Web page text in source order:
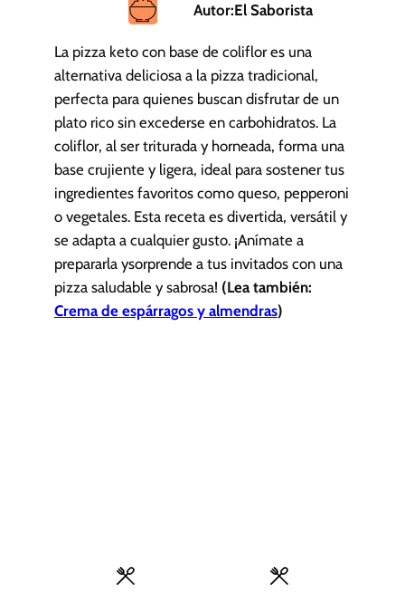
Autor:El Saborista
La pizza keto con base de coliflor es una
alternativa deliciosa a la pizza tradicional,
perfecta para quienes buscan disfrutar de un
plato rico sin excederse en carbohidratos. La
coliflor, al ser triturada y horneada, forma una
base crujiente y ligera, ideal para sostener tus
ingredientes favoritos como queso, pepperoni
o vegetales. Esta receta es divertida, versátil y
se adapta a cualquier gusto. ¡Anímate a
prepararla ysorprende a tus invitados con una
pizza saludable y sabrosa! (Lea también:
Crema de espárragos y almendras)